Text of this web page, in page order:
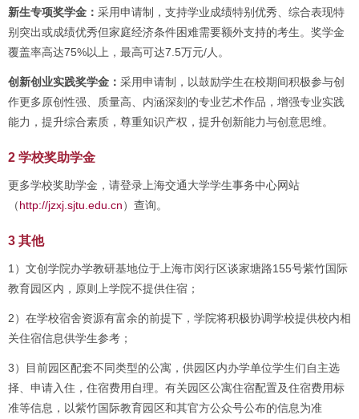
新生专项奖学金： 采用申请制，支持学业成绩特别优秀、综合表现特
别突出或成绩优秀但家庭经济条件困难需要额外支持的考生。奖学金
覆盖率高达75%以上，最高可达7.5万元/人。
创新创业实践奖学金： 采用申请制，以鼓励学生在校期间积极参与创
作更多原创性强、质量高、内涵深刻的专业艺术作品，增强专业实践
能力，提升综合素质，尊重知识产权，提升创新能力与创意思维。
2 学校奖助学金
更多学校奖助学金，请登录上海交通大学学生事务中心网站
（http://jzxj.sjtu.edu.cn）查询。
3 其他
1）文创学院办学教研基地位于上海市闵行区谈家塘路155号紫竹国际
教育园区内，原则上学院不提供住宿；
2）在学校宿舍资源有富余的前提下，学院将积极协调学校提供校内相
关住宿信息供学生参考；
3）目前园区配套不同类型的公寓，供园区内办学单位学生们自主选
择、申请入住，住宿费用自理。有关园区公寓住宿配置及住宿费用标
准等信息，以紫竹国际教育园区和其官方公众号公布的信息为准